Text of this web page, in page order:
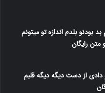
بودنو بلدم اندازه تو میتونم
متن رایگان
دادی از دست دیگه دیگه قلبم